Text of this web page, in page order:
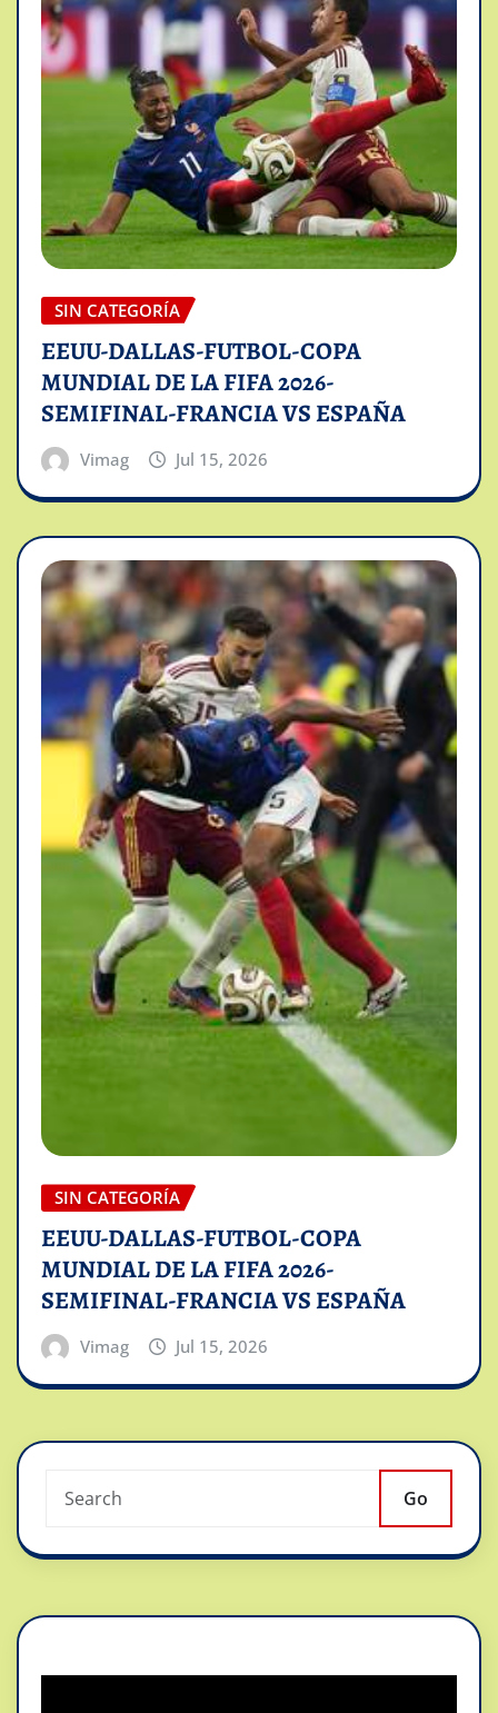
SIN CATEGORÍA
EEUU-DALLAS-FUTBOL-COPA
MUNDIAL DE LA FIFA 2026-
SEMIFINAL-FRANCIA VS ESPAÑA
Vimag Jul 15, 2026
SIN CATEGORÍA
EEUU-DALLAS-FUTBOL-COPA
MUNDIAL DE LA FIFA 2026-
SEMIFINAL-FRANCIA VS ESPAÑA
Vimag Jul 15, 2026
Go